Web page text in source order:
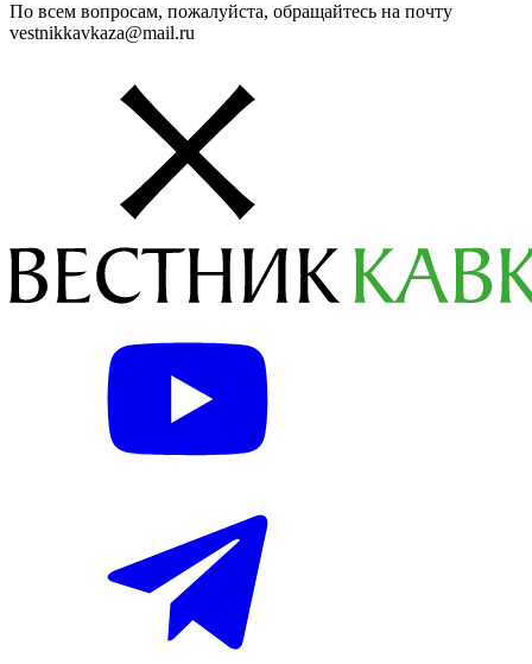
По всем вопросам, пожалуйста, обращайтесь на почту
vestnikkavkaza@mail.ru